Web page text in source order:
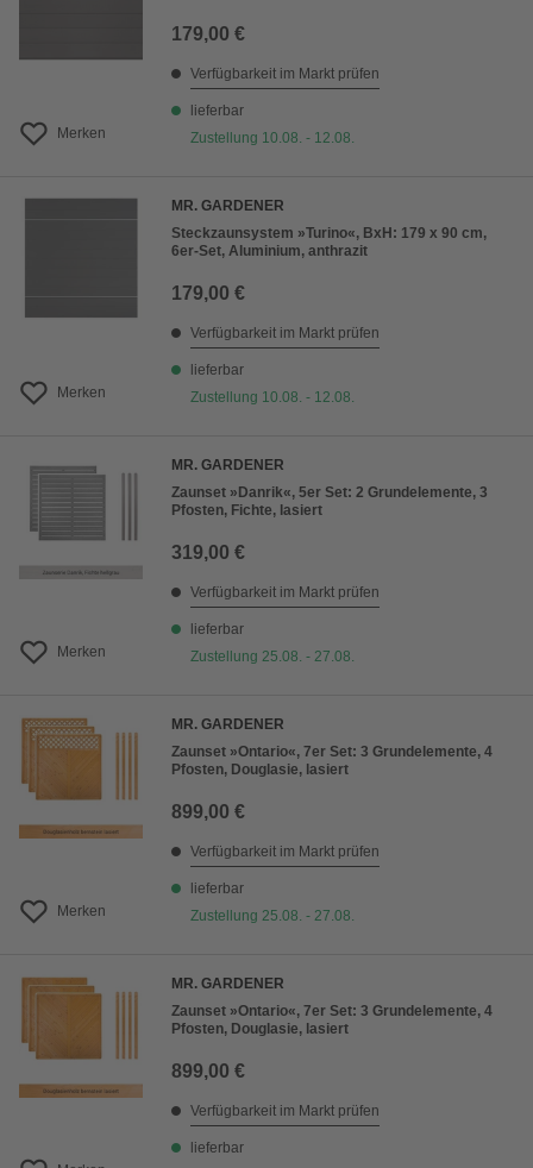
Merken
179,00 €
Verfügbarkeit im Markt prüfen
lieferbar
Zustellung 10.08. - 12.08.
Merken
MR. GARDENER
Steckzaunsystem »Turino«, BxH: 179 x 90 cm,
6er-Set, Aluminium, anthrazit
179,00 €
Verfügbarkeit im Markt prüfen
lieferbar
Zustellung 10.08. - 12.08.
Merken
MR. GARDENER
Zaunset »Danrik«, 5er Set: 2 Grundelemente, 3
Pfosten, Fichte, lasiert
319,00 €
Verfügbarkeit im Markt prüfen
lieferbar
Zustellung 25.08. - 27.08.
Merken
MR. GARDENER
Zaunset »Ontario«, 7er Set: 3 Grundelemente, 4
Pfosten, Douglasie, lasiert
899,00 €
Verfügbarkeit im Markt prüfen
lieferbar
Zustellung 25.08. - 27.08.
MR. GARDENER
Zaunset »Ontario«, 7er Set: 3 Grundelemente, 4
Pfosten, Douglasie, lasiert
899,00 €
Verfügbarkeit im Markt prüfen
lieferbar